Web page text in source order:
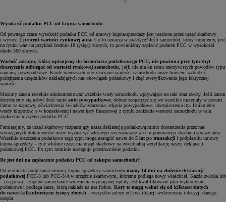
Wysokość podatku PCC od kupna samochodu
Od pewnego czasu wysokość podatku PCC od umowy kupna-sprzedaży jest ustalona przez urząd skarbowy
i wynosi 2 procent wartości rynkowej auta. Co to oznacza w praktyce? Jeśli samochód, który kupujemy, jest
na rynku wart na przykład średnio 18 tysięcy złotych, to powinniśmy zapłacić podatek PCC w wysokości
około 360 złotych.
Wartość zakupu, którą wpisujemy do formularza podatkowego PCC, nie powinna przy tym zbyt
drastycznie odbiegać od wartości rynkowej samochodu, jeśli nie ma ku temu rzeczywistych powodów typu
naprawy powypadkowe. Każde nieuzasadnione zaniżanie wartości samochodu może bowiem wzbudzić
podejrzenia urzędników nakładających nas obowiązek podatkowy i chęć zweryfikowania jego faktycznej
wartości.
Musimy zatem rzetelnie udokumentować wszelkie wady samochodu wpływające na taki stan rzeczy. Jeśli zatem
decydujemy się nabyć dość tanio auto powypadkowe, dobrze zaopatrzyć się we wszelkie materiały w postaci
faktur za naprawy, oświadczenia świadków zdarzenia, zdjęcia powypadkowe, ubezpieczenia itp. Unikniemy
wtedy kłopotów, a w konsekwencji nawet kary finansowej z tytułu zaniżania wartości samochodu w celu
zapłacenia niższego podatku PCC.
Pamiętajmy, że urząd skarbowy rozpatrujący naszą deklarację podatkową mimo dostarczenia przez nas
wymaganych dokumentów może wyznaczyć własnego rzeczoznawcę w celu ponownego zbadania sprawy auta.
Wszelkie roszczenia podatkowe tego typu mogą nastąpić nawet do 5 lat po transakcji i podpisaniu umowy
kupna-sprzedaży – tyle właśnie czasu ma urząd skarbowy na ewentualną weryfikację naszej deklaracji
podatkowej PCC. Po tym terminie następuje przedawnienie podatku.
Ile jest dni na zapłacenie podatku PCC od zakupu samochodu?
Od momentu podpisania umowy kupna-sprzedaży samochodu mamy 14 dni na złożenie deklaracji
podatkowej PCC-3 lub PCC-3/A w urzędzie skarbowym, któremu podlega nowy właściciel. Każda zwłoka lub
– co gorsza – zupełne zaniechanie wniesienia wymaganej opłaty jest kwalifikowane jako wykroczenie
podatkowe i podlega karze, którą nakłada na nas fiskus. Kary te mogą wahać się od kilkuset złotych
do nawet kilkudziesięciu tysięcy złotych – wszystko zależy od kwalifikacji wykroczenia i decyzji danego
urzędu.